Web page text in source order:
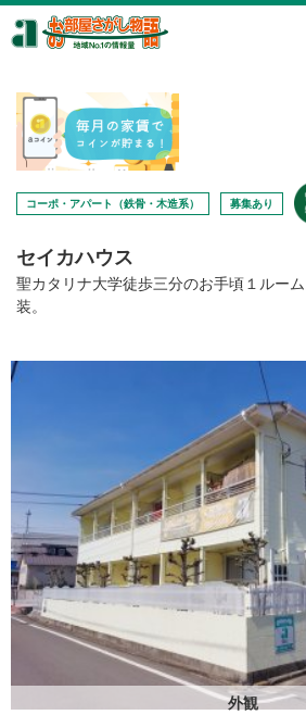
コーポ・アパート（鉄骨・木造系） 募集あり
セイカハウス
聖カタリナ大学徒歩三分のお手頃１ルー
装。
外観